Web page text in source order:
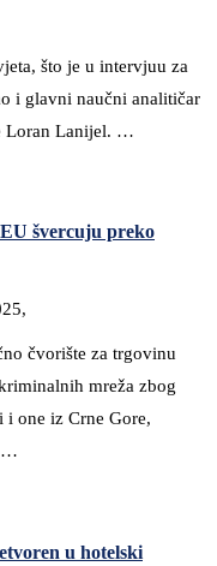
što je u intervjuu za
i glavni naučni analitičar
Loran Lanijel. …
švercuju preko
čvorište za trgovinu
mreža zbog
i one iz Crne Gore,
…
u hotelski